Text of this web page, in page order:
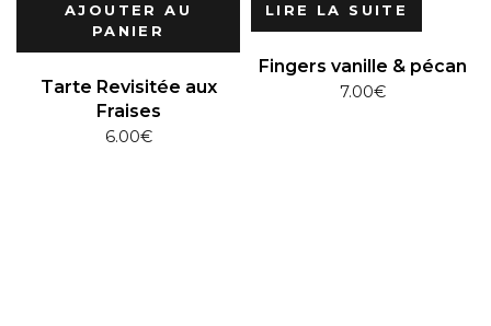
AJOUTER AU
PANIER
Tarte Revisitée aux
Fraises
6.00€
LIRE LA SUITE
Fingers vanille & pécan
7.00€